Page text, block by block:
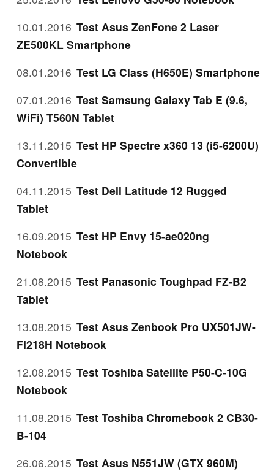
10.01.2016 Test Asus ZenFone 2 Laser
ZE500KL Smartphone
08.01.2016 Test LG Class (H650E) Smartphone
07.01.2016 Test Samsung Galaxy Tab E (9.6,
WiFi) T560N Tablet
13.11.2015 Test HP Spectre x360 13 (i5-6200U)
Convertible
04.11.2015 Test Dell Latitude 12 Rugged
Tablet
16.09.2015 Test HP Envy 15-ae020ng
Notebook
21.08.2015 Test Panasonic Toughpad FZ-B2
Tablet
13.08.2015 Test Asus Zenbook Pro UX501JW-
FI218H Notebook
12.08.2015 Test Toshiba Satellite P50-C-10G
Notebook
11.08.2015 Test Toshiba Chromebook 2 CB30-
B-104
26.06.2015 Test Asus N551JW (GTX 960M)